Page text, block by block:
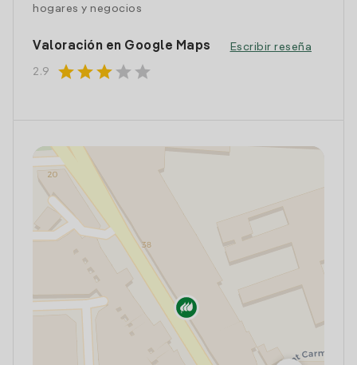
hogares y negocios
Valoración en Google Maps
2.9 starstarstar star star
Escribir reseña